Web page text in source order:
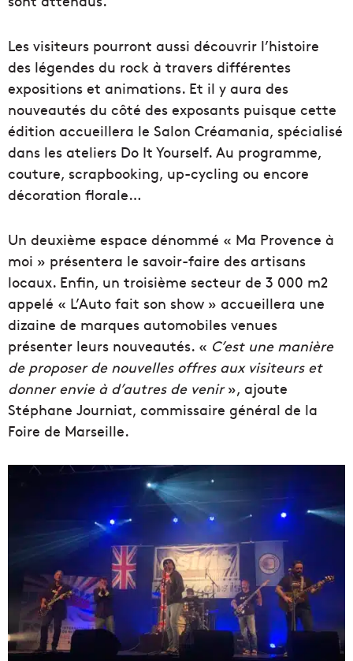
Les visiteurs pourront aussi découvrir l’histoire
des légendes du rock à travers différentes
expositions et animations. Et il y aura des
nouveautés du côté des exposants puisque cette
édition accueillera le Salon Créamania, spécialisé
dans les ateliers Do It Yourself. Au programme,
couture, scrapbooking, up-cycling ou encore
décoration florale…
Un deuxième espace dénommé « Ma Provence à
moi » présentera le savoir-faire des artisans
locaux. Enfin, un troisième secteur de 3 000 m2
appelé « L’Auto fait son show » accueillera une
dizaine de marques automobiles venues
présenter leurs nouveautés. « C’est une manière
de proposer de nouvelles offres aux visiteurs et
donner envie à d’autres de venir», ajoute
Stéphane Journiat, commissaire général de la
Foire de Marseille.